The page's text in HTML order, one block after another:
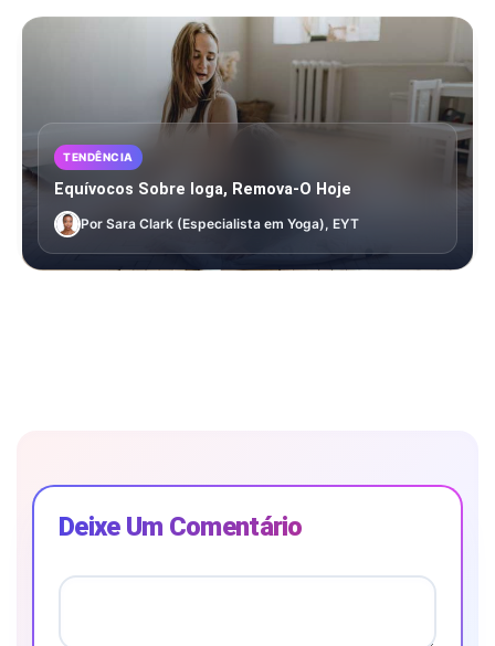
TENDÊNCIA
Equívocos Sobre Ioga, Remova-O Hoje
Por Sara Clark (Especialista em Yoga), EYT
Deixe Um Comentário